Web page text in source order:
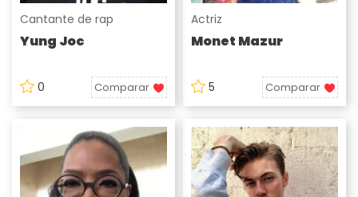
Cantante de rap
Yung Joc
0 Comparar
Actriz
Monet Mazur
5 Comparar